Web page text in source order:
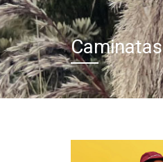
Caminatas